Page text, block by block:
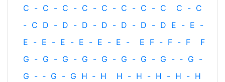
C - C - C - C - C - C - C - C C - C
- C D - D - D - D - D - D - D E - E -
E - E - E - E - E - E - E F - F - F
F
G - G - G - G - G - G - G - G - ‐ G -
G - ‐ G - G H ‐ H H - H - H - H - H